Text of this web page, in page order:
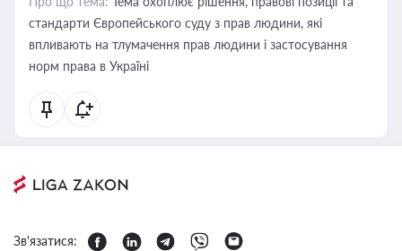
стандарти Європейського суду з прав людини, які
впливають на тлумачення прав людини і застосування
норм права в Україні
Зв'язатися: